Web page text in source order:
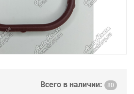
Всего в наличии: 80